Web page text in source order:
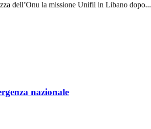
dell’Onu la missione Unifil in Libano dopo...
nazionale